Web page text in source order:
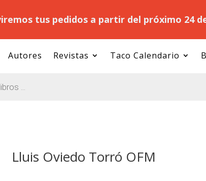
tus pedidos a partir del próximo 24
Autores Revistas Taco Calendario
Lluis Oviedo Torró OFM